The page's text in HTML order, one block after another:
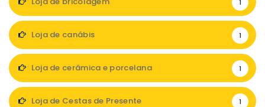
1
Loja de canábis 1
Loja de cerâmica e porcelana 1
Loja de Cestas de Presente 1